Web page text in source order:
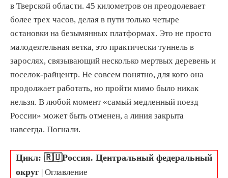
в Тверской области. 45 километров он преодолевает
более трех часов, делая в пути только четыре
остановки на безымянных платформах. Это не просто
малодеятельная ветка, это практически туннель в
зарослях, связывающий несколько мертвых деревень и
поселок-райцентр. Не совсем понятно, для кого она
продолжает работать, но пройти мимо было никак
нельзя. В любой момент «самый медленный поезд
России» может быть отменен, а линия закрыта
навсегда. Погнали.
Цикл: 🇷🇺Россия. Центральный федеральный
округ | Оглавление